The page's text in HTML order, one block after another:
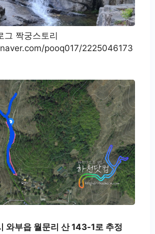
그 짝궁스토리
pooq017/2225046173
와부읍 월문리 산 143-1로 추정